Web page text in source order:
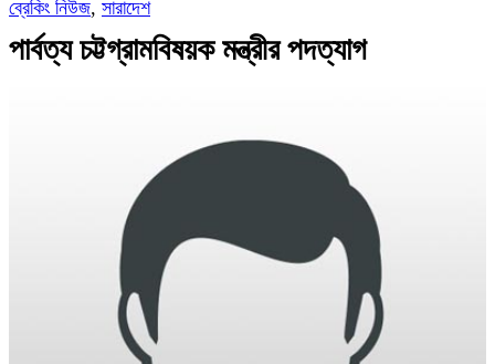
ব্রেকিং নিউজ, সারাদেশ
পার্বত্য চট্টগ্রামবিষয়ক মন্ত্রীর পদত্যাগ